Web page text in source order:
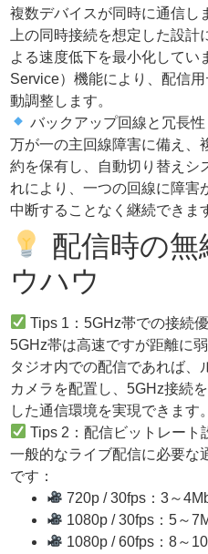
複数デバイスが同時に通信し
上の同時接続を想定した設
よる速度低下を最小化してい
Service）機能により、配信
動調整します。
バックアップ回線と冗長性
万が一の主回線障害に備え、
約を保有し、自動切り替えシ
れにより、一つの回線に障害
中断することなく継続できま
配信時の無
ウハウ
Tips 1：5GHz帯での接続
5GHz帯は高速ですが距離に
タジオ内での配信であれば、
カメラを配置し、5GHz接続
した通信環境を実現できます。
Tips 2：配信ビットレート
一般的なライブ配信に必要な
です：
720p / 30fps：3～
1080p / 30fps：5～
1080p / 60fps：8～